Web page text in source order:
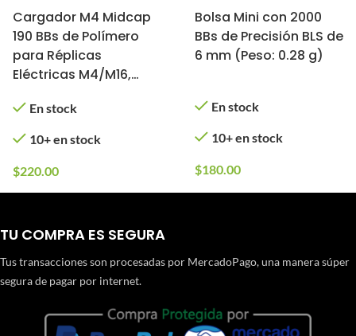
Cargador M4 Midcap
190 BBs de Polímero
para Réplicas
Eléctricas M4/M16,
Negro)
En stock
10+ en stock
$220.00
Bolsa Mini con 2000
BBs de Precisión BLS de
6 mm (Peso: 0.28 g)
En stock
10+ en stock
$180.00
TU COMPRA ES SEGURA
Tus transacciones son procesadas por MercadoPago, una manera súper
segura de pagar por internet.